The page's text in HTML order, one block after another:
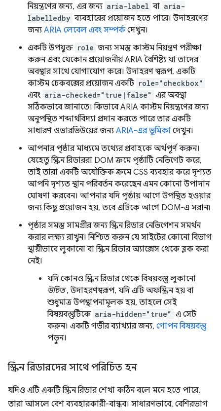
নিয়ন্ত্রণের জন্য, এর জন্য aria-label বা aria-
labelledby ব্যবহারের প্রয়োজন হতে পারে। উদাহরণের
জন্য ARIA লেবেল এবং সম্পর্কদেখুন।
একটি উপযুক্ত role জন্য সমস্ত কাস্টম নিয়ন্ত্রণ পরীক্ষা
করুন এবং যেকোন প্রয়োজনীয় ARIA বৈশিষ্ট্য যা তাদের
অবস্থার সাথে যোগাযোগ করে। উদাহরণ স্বরূপ, একটি
কাস্টম চেকবক্সের প্রয়োজন একটি role="checkbox"
এবং aria-checked="true|false" এর অবস্থা
সঠিকভাবে জানাতে। কিভাবে ARIA কাস্টম নিয়ন্ত্রণের জন্য
অনুপস্থিত শব্দার্থবিদ্যা প্রদান করতে পারে তার একটি
সাধারণ ওভারভিউয়ের জন্য ARIA-এর ভূমিকা দেখুন।
আপনার পৃষ্ঠার মাধ্যমে তথ্যের প্রবাহকে অর্থপূর্ণ করুন।
যেহেতু স্ক্রিন রিডাররা DOM ক্রমে পৃষ্ঠাটি নেভিগেট করে,
তাই তারা একটি অযৌক্তিক ক্রমে CSS ব্যবহার করে দৃশ্যত
আপনি দৃশ্যত স্থান পরিবর্তন করেছেন এমন কোনো উপাদান
ঘোষণা করবেন। আপনার যদি পৃষ্ঠায় আগে উপস্থিত হওয়ার
জন্য কিছু প্রয়োজন হয়, তবে এটিকে আগে DOM-এ সরান৷
পৃষ্ঠার সমস্ত সামগ্রীর জন্য স্ক্রিন রিডার নেভিগেশন সমর্থন
করার লক্ষ্য রাখুন। নিশ্চিত করুন যে সাইটের কোনো বিভাগ
স্থায়ীভাবে লুকানো বা স্ক্রিন রিডার অ্যাক্সেস থেকে ব্লক করা
নেই।
যদি কোনও স্ক্রিন রিডার থেকে বিষয়বস্তু লুকানো
উচিত, উদাহরণস্বরূপ, যদি এটি অফস্ক্রিন হয় বা
শুধুমাত্র উপস্থাপনামূলক হয়, তাহলে সেই
বিষয়বস্তুটিকে aria-hidden="true" এ সেট
করুন। একটি গভীর ব্যাখ্যার জন্য, গোপন বিষয়বস্তু
পড়ুন।
স্ক্রিন রিডারদের সাথে পরিচিত হন
যদিও এটি একটি স্ক্রিন রিডার শেখা কঠিন বলে মনে হতে পারে,
তারা আসলে বেশ ব্যবহারকারী-বান্ধব। সাধারণভাবে, বেশিরভাগ